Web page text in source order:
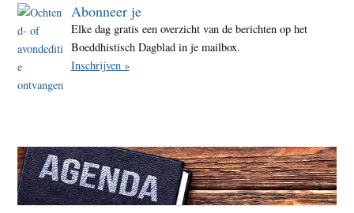
Abonneer je
Elke dag gratis een overzicht van de berichten op het
Boeddhistisch Dagblad in je mailbox.
Inschrijven »